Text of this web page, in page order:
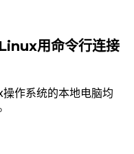
用命令行连接
作系统的本地电脑均